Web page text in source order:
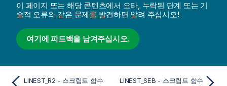
이 페이지 또는 해당 콘텐츠에서 오타, 누락된 단계 또는 기
술적 오류와 같은 문제를 발견하면 알려 주십시오!
여기에 피드백을 남겨주십시오.
LINEST_R2 - 스크립트 함수 LINEST_SEB - 스크립트 함수